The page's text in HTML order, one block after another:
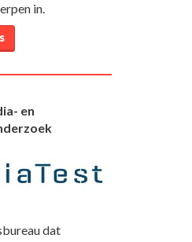
in.
en
dat